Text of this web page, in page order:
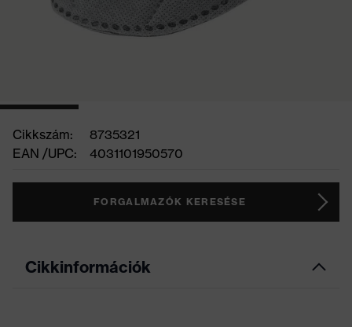
Cikkszám:
8735321
EAN /UPC:
4031101950570
FORGALMAZÓK KERESÉSE
Cikkinformációk